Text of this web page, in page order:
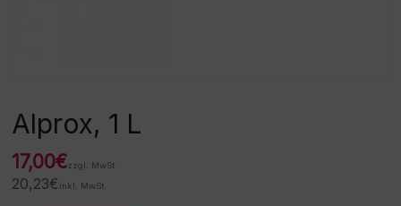
Alprox, 1 L
17,00€zzgl. MwSt.
20,23€ inkl. MwSt.